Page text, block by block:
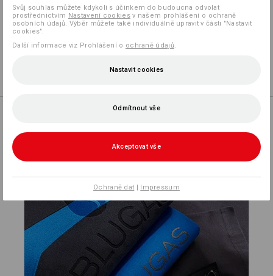
Vlastní návrh
Svůj souhlas můžete kdykoli s účinkem do budoucna odvolat
prostřednictvím Nastavení cookiesv našem prohlášení o ochraně
osobních údajů. Výběr můžete také individuálně upravit v části "Nastavit
cookies".
Další informace viz Prohlášení o ochraně údajů.
Nastavit cookies
Odmítnout vše
Akceptovat vše
Ochraně dat | Impressum